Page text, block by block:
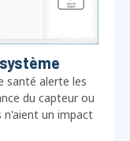
santé alerte les
du capteur ou
n'aient un impact